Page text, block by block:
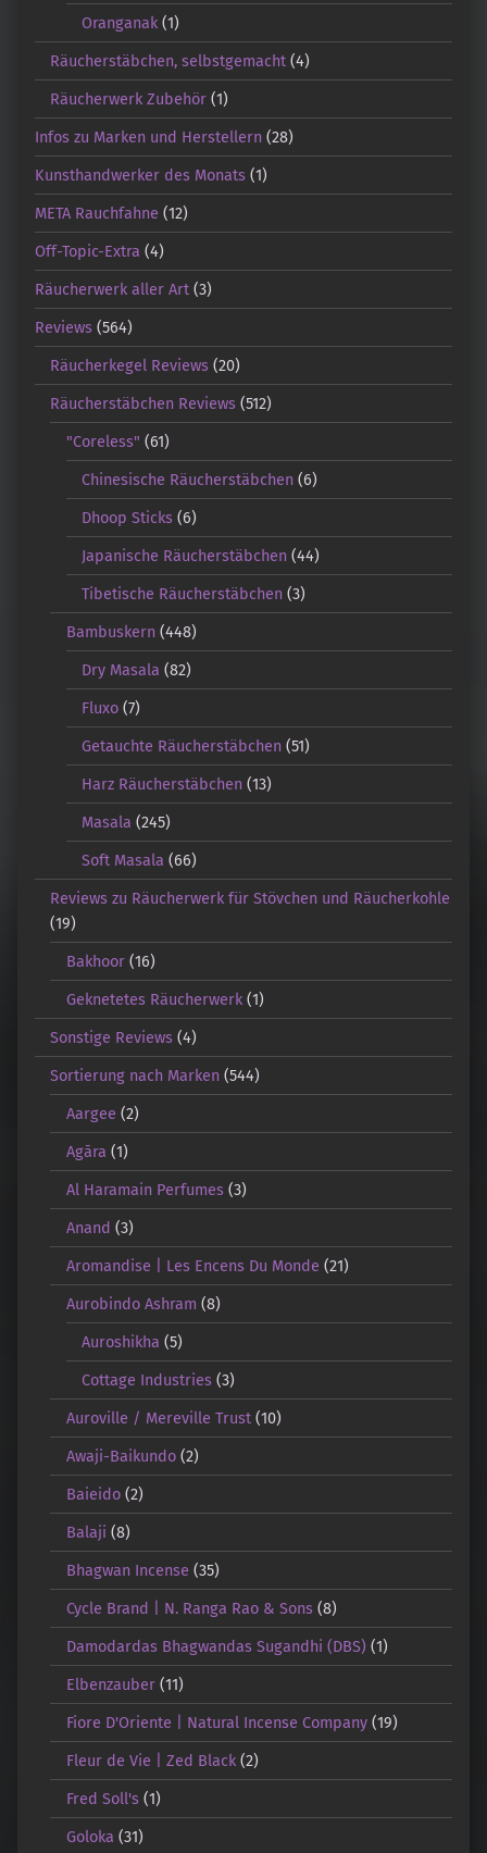
Oranganak (1)
Räucherstäbchen, selbstgemacht (4)
Räucherwerk Zubehör (1)
Infos zu Marken und Herstellern (28)
Kunsthandwerker des Monats (1)
META Rauchfahne (12)
Off-Topic-Extra (4)
Räucherwerk aller Art (3)
Reviews (564)
Räucherkegel Reviews (20)
Räucherstäbchen Reviews (512)
"Coreless" (61)
Chinesische Räucherstäbchen (6)
Dhoop Sticks (6)
Japanische Räucherstäbchen (44)
Tibetische Räucherstäbchen (3)
Bambuskern(448)
Dry Masala (82)
Fluxo (7)
Getauchte Räucherstäbchen (51)
Harz Räucherstäbchen (13)
Masala (245)
Soft Masala (66)
Reviews zu Räucherwerk für Stövchen und Räucherkohle
(19)
Bakhoor(16)
Geknetetes Räucherwerk(1)
Sonstige Reviews (4)
Sortierung nach Marken (544)
Aargee (2)
Agāra (1)
Al Haramain Perfumes(3)
Anand (3)
Aromandise | Les Encens Du Monde (21)
Aurobindo Ashram (8)
Auroshikha (5)
Cottage Industries (3)
Auroville / Mereville Trust(10)
Awaji-Baikundo(2)
Baieido(2)
Balaji (8)
Bhagwan Incense (35)
Cycle Brand | N. Ranga Rao & Sons(8)
Damodardas Bhagwandas Sugandhi (DBS) (1)
Elbenzauber(11)
Fiore D'Oriente | Natural Incense Company(19)
Fleur de Vie | Zed Black(2)
Fred Soll's(1)
Goloka (31)